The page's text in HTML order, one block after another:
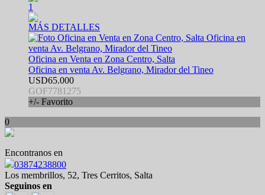
1
MÁS DETALLES
Oficina en Venta en Zona Centro, Salta
Oficina en venta Av. Belgrano, Mirador del Tineo
USD65.000
GOF7781275
+/- Favorito
0
Encontranos en
03874238800
Los membrillos, 52, Tres Cerritos, Salta
Seguinos en